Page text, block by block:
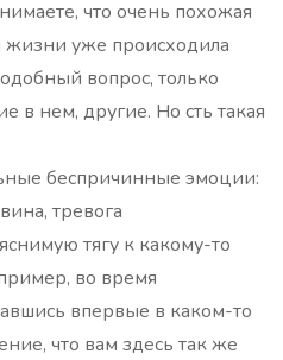
что очень похожая
жизни уже происходила
вопрос, только
в нем, другие. Но сть такая
беспричинные эмоции:
тревога
тягу к какому-то
во время
впервые в каком-то
что вам здесь так же